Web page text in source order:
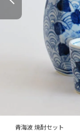
青海波 焼酎セット